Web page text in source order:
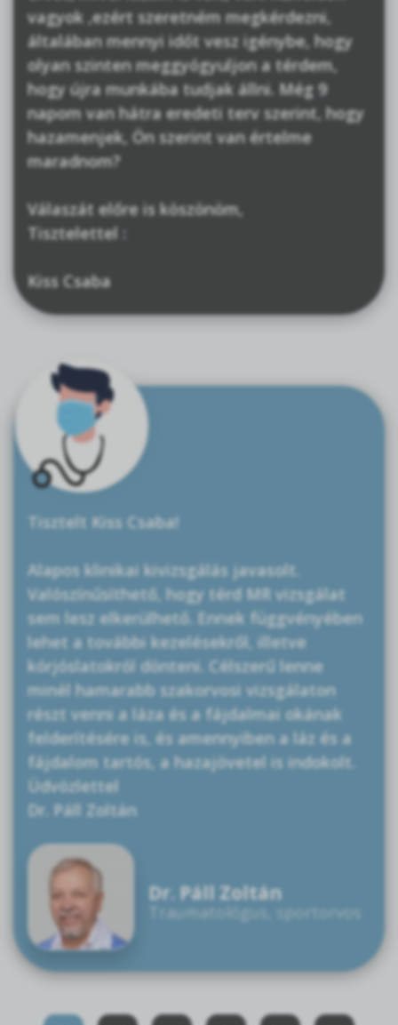
vagyok ,ezért szeretném megkérdezni,
általában mennyi időt vesz igénybe, hogy
olyan szinten meggyógyuljon a térdem,
hogy újra munkába tudjak állni. Még 9
napom van hátra eredeti terv szerint, hogy
hazamenjek, Ön szerint van értelme
maradnom?
Válaszát előre is köszönöm,
Tisztelettel :
Kiss Csaba
Tisztelt Kiss Csaba!
Alapos klinikai kivizsgálás javasolt.
Valószínűsíthető, hogy térd MR vizsgálat
sem lesz elkerülhető. Ennek függvényében
lehet a további kezelésekről, illetve
kórjóslatokról dönteni. Célszerű lenne
minél hamarabb szakorvosi vizsgálaton
részt venni a láza és a fájdalmai okának
felderítésére is, és amennyiben a láz és a
fájdalom tartós, a hazajövetel is indokolt.
Üdvözlettel
Dr. Páll Zoltán
Dr. Páll Zoltán
Traumatológus, sportorvos